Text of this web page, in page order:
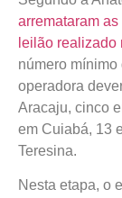
arremataram
leilão realizado
número
operadora
Aracaju, cinco
em Cuiabá, 13
Teresina.
Nesta etapa, o